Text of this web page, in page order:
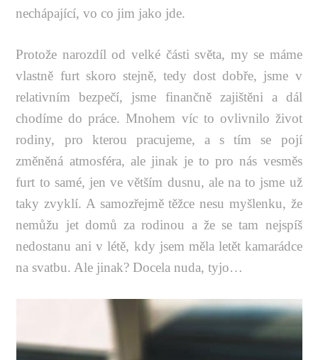
nechápající, vo co jim jako jde.
Protože narozdíl od velké části světa, my se máme
vlastně furt skoro stejně, tedy dost dobře, jsme v
relativním bezpečí, jsme finančně zajištěni a dál
chodíme do práce. Mnohem víc to ovlivnilo život
rodiny, pro kterou pracujeme, a s tím se pojí
změněná atmosféra, ale jinak je to pro nás vesměs
furt to samé, jen ve větším dusnu, ale na to jsme už
taky zvyklí. A samozřejmě těžce nesu myšlenku, že
nemůžu jet domů za rodinou a že se tam nejspíš
nedostanu ani v létě, kdy jsem měla letět kamarádce
na svatbu. Ale jinak? Docela nuda, tyjo…